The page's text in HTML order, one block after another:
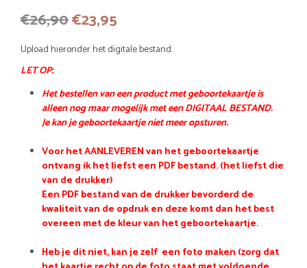
€26,90Oorspronkelijke
prijs
€26,90.
€23,95
prijs
€23,95.
Upload hieronder het digitale bestand.
LET OP:
Het bestellen van een product met geboortekaartje is
alleen nog maar mogelijk met een DIGITAAL BESTAND.
Je kan je geboortekaartje niet meer opsturen.
.
Voor het AANLEVEREN van het geboortekaartje
ontvang ik het liefst een PDF bestand. (het liefst die
van de drukker)
Een PDF bestand van de drukker bevorderd de
kwaliteit van de opdruk en deze komt dan het best
overeen met de kleur van het geboortekaartje.
.
Heb je dit niet, kan je zelf een foto maken (zorg dat